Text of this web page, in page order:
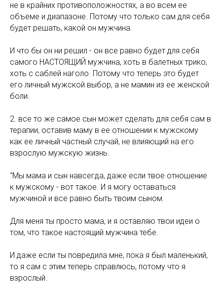
не в крайних противоположностях, а во всем ее
объеме и диапазоне. Потому что только сам для себя
будет решать, какой он мужчина.
И что бы он ни решил - он все равно будет для себя
самого НАСТОЯЩИЙ мужчина, хоть в балетных трико,
хоть с саблей наголо. Потому что теперь это будет
его личный мужской выбор, а не мамин из ее женской
боли.
2. все то же самое сын может сделать для себя сам в
терапии, оставив маму в ее отношении к мужскому
как ее личный частный случай, не влияющий на его
взрослую мужскую жизнь.
"Мы мама и сын навсегда, даже если твое отношение
к мужскому - вот такое. И я могу оставаться
мужчиной и все равно быть твоим сыном.
Для меня ты просто мама, и я оставляю твои идеи о
том, что такое настоящий мужчина тебе.
И даже если ты повредила мне, пока я был маленький,
то я сам с этим теперь справлюсь, потому что я
взрослый.